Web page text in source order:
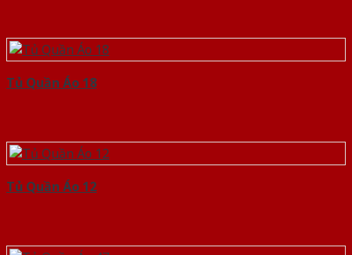
Tủ Quần Áo 18
Tủ Quần Áo 12